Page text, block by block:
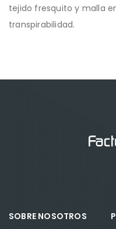
tejido fresquito y malla
transpirabilidad.
SOBRE NOSOTROS